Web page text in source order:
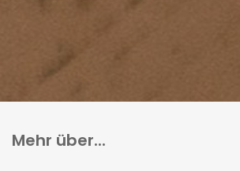
Mehr über...